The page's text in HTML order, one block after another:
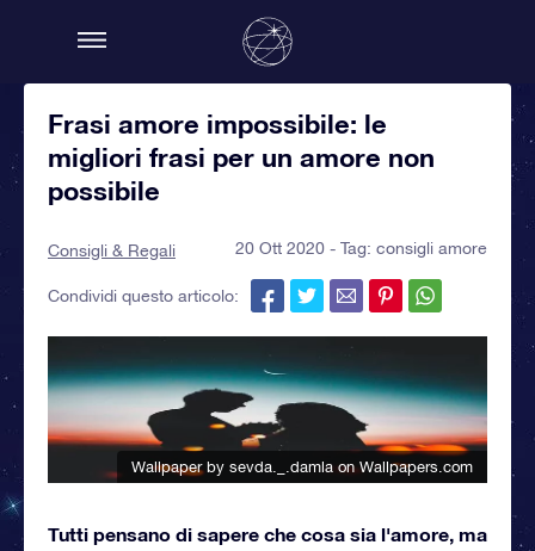
Frasi amore impossibile: le
migliori frasi per un amore non
possibile
Consigli & Regali 20 Ott 2020 - Tag: consigli amore
Condividi questo articolo:
Wallpaper by sevda._.damla on Wallpapers.com
Tutti pensano di sapere che cosa sia l'amore, ma